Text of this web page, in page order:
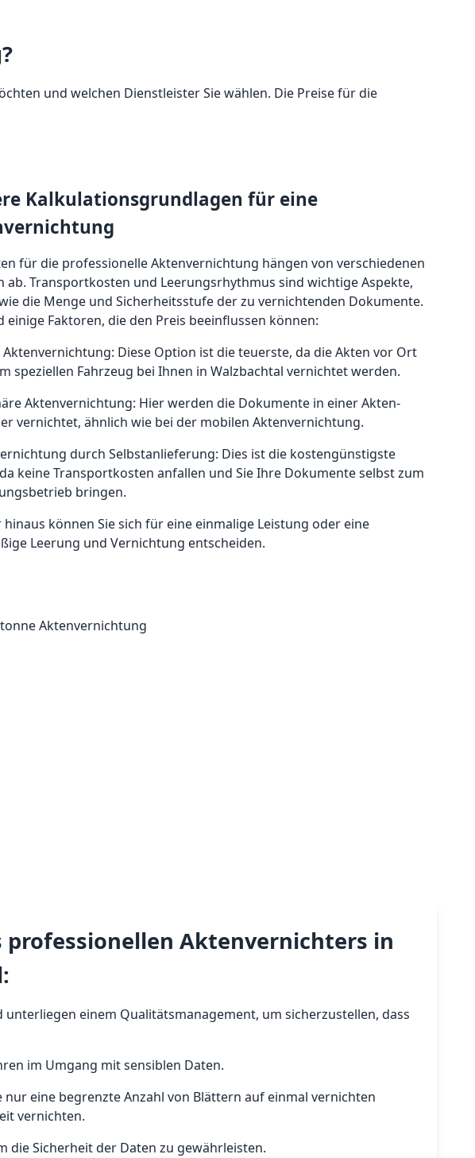
und welchen Dienstleister Sie wählen. Die Preise für die
Kalkulationsgrundlagen für eine
für die professionelle Aktenvernichtung hängen von verschiedenen
ab. Transportkosten und Leerungsrhythmus sind wichtige Aspekte,
die Menge und Sicherheitsstufe der zu vernichtenden Dokumente.
einige Faktoren, die den Preis beeinflussen können:
Aktenvernichtung: Diese Option ist die teuerste, da die Akten vor Ort
speziellen Fahrzeug bei Ihnen in Walzbachtal vernichtet werden.
Aktenvernichtung: Hier werden die Dokumente in einer Akten-
vernichtet, ähnlich wie bei der mobilen Aktenvernichtung.
durch Selbstanlieferung: Dies ist die kostengünstigste
keine Transportkosten anfallen und Sie Ihre Dokumente selbst zum
bringen.
hinaus können Sie sich für eine einmalige Leistung oder eine
Leerung und Vernichtung entscheiden.
professionellen Aktenvernichters in
einem Qualitätsmanagement, um sicherzustellen, dass
im Umgang mit sensiblen Daten.
eine begrenzte Anzahl von Blättern auf einmal vernichten
vernichten.
die Sicherheit der Daten zu gewährleisten.